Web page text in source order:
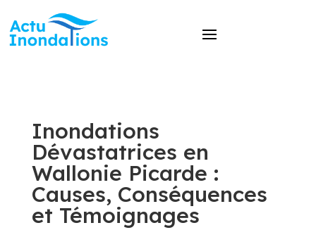
Inondations
Dévastatrices en
Wallonie Picarde :
Causes, Conséquences
et Témoignages